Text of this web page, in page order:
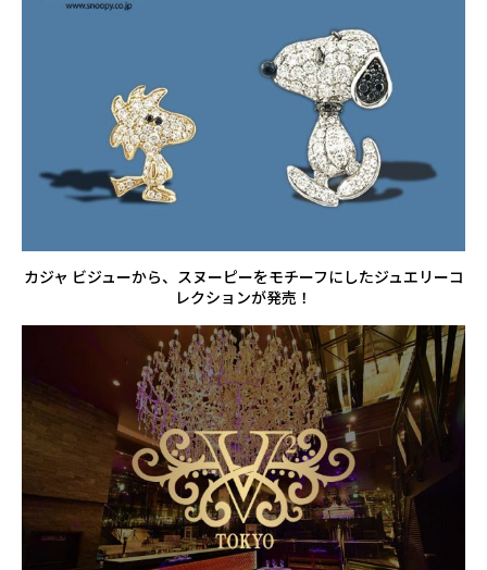
カジャ ビジューから、スヌーピーをモチーフにしたジュエリーコ
レクションが発売！